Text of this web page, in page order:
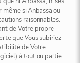
si Anbassa ou
raisonnables.
de Votre propre
que Vous subiriez
de Votre
à tout ou partie